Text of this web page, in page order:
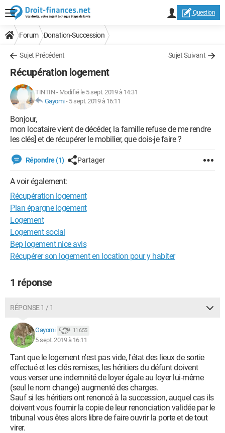
Question
Forum Donation-Succession
Sujet Précédent Sujet Suivant
Récupération logement
TINTIN - Modifié le 5 sept. 2019 à 14:31
Gayomi- 5 sept. 2019 à 16:11
Bonjour,
mon locataire vient de décéder, la famille refuse de me rendre
les clés] et de récupérer le mobilier, que dois-je faire ?
Répondre (1) Partager
A voir également:
Récupération logement
Plan épargne logement
Logement
Logement social
Bep logement nice avis
Récupérer son logement en location pour y habiter
1 réponse
RÉPONSE 1 / 1
Gayomi 11 655
5 sept. 2019 à 16:11
Tant que le logement n'est pas vide, l'état des lieux de sortie
effectué et les clés remises, les héritiers du défunt doivent
vous verser une indemnité de loyer égale au loyer lui-même
(seul le nom change) augmenté des charges.
Sauf si les héritiers ont renoncé à la succession, auquel cas ils
doivent vous fournir la copie de leur renonciation validée par le
tribunal vous êtes alors libre de faire ouvrir la porte et de tout
virer.